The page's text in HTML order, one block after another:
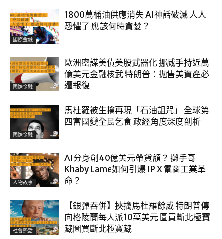
國際金融
1800萬桶油供應消失 AI神話破滅 人人
恐懼了 應該何時貪婪？
國際金融
歐洲密謀美債美股武器化 挪威手持近萬
億美元金融核武 特朗普：拋售美資產必
遭報復
國際金融
馬杜羅被生擒再現「石油詛咒」 全球第
四富國變全民乞食 政經角度深度剖析
人物故事
AI分身創40億美元帶貨額？ 攤手哥
Khaby Lame如何引爆 IP X 電商工業革
命？
社會熱話
【銀彈吞併】挾擒馬杜羅餘威 特朗普傳
向格陵蘭每人派10萬美元 圖買斷北極寶
藏圖買斷北極寶藏